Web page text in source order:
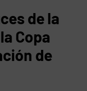
de la
Copa
de